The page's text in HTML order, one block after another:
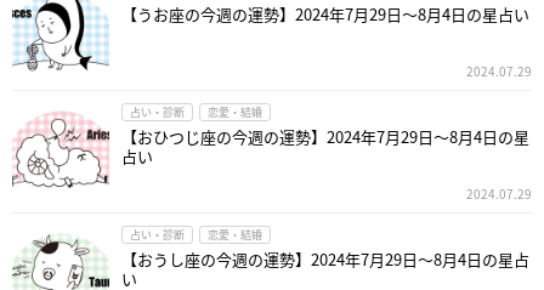
【うお座の今週の運勢】2024年7月29日～8月4日の星占い
2024.07.29
占い・診断 恋愛・結婚
【おひつじ座の今週の運勢】2024年7月29日～8月4日の星
占い
2024.07.29
占い・診断 恋愛・結婚
【おうし座の今週の運勢】2024年7月29日～8月4日の星占
い